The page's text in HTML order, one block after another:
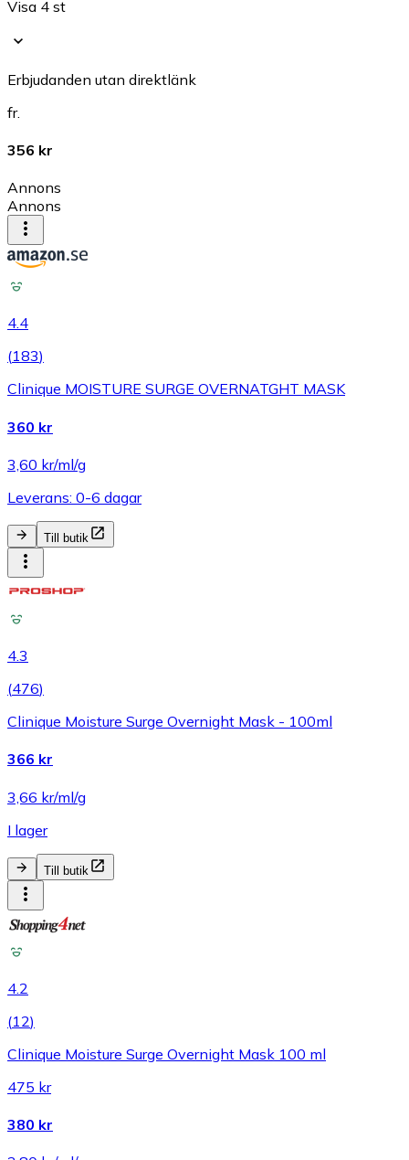
Visa 4 st
Erbjudanden utan direktlänk
fr.
356 kr
Annons
Annons
4.4
(183)
Clinique MOISTURE SURGE OVERNATGHT MASK
360 kr
3,60 kr/ml/g
Leverans: 0-6 dagar
Till butik
4.3
(476)
Clinique Moisture Surge Overnight Mask - 100ml
366 kr
3,66 kr/ml/g
I lager
Till butik
4.2
(12)
Clinique Moisture Surge Overnight Mask 100 ml
475 kr
380 kr